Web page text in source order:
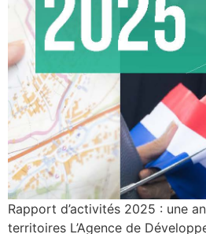
Rapport d’activités 2025 : une
territoires L’Agence de